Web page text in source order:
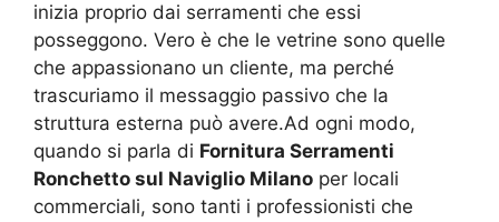
inizia proprio dai serramenti che essi
posseggono. Vero è che le vetrine sono quelle
che appassionano un cliente, ma perché
trascuriamo il messaggio passivo che la
struttura esterna può avere.Ad ogni modo,
quando si parla di Fornitura Serramenti
Ronchetto sul Naviglio Milano per locali
commerciali, sono tanti i professionisti che